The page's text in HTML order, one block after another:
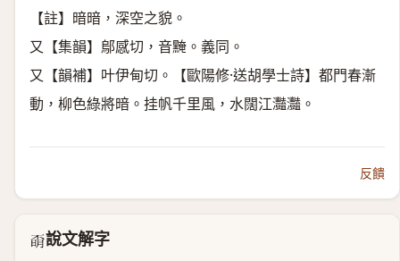
【註】暗暗，深空之貌。
又【集韻】鄔感切，音黤。義同。
又【韻補】叶伊甸切。【歐陽修·送胡學士詩】都門春漸
動，柳色綠將暗。挂帆千里風，水闊江灩灩。
反饋
𣈇說文解字